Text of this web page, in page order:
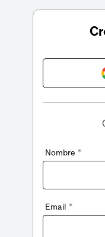
Nombre *
Email *